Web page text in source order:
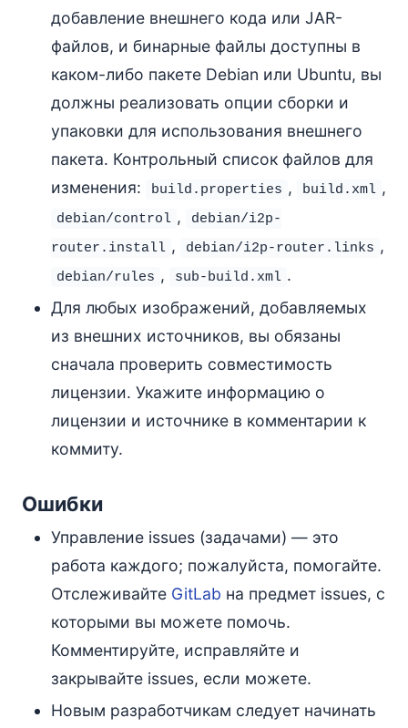
добавление внешнего кода или JAR-
файлов, и бинарные файлы доступны в
каком-либо пакете Debian или Ubuntu, вы
должны реализовать опции сборки и
упаковки для использования внешнего
пакета. Контрольный список файлов для
изменения:
build.properties , build.xml ,
debian/control ,
debian/i2p-
router.install , debian/i2p-router.links ,
debian/rules , sub-build.xml .
Для любых изображений, добавляемых
из внешних источников, вы обязаны
сначала проверить совместимость
лицензии. Укажите информацию о
лицензии и источнике в комментарии к
коммиту.
Ошибки
Управление issues (задачами) — это
работа каждого; пожалуйста, помогайте.
Отслеживайте GitLab на предмет issues, с
которыми вы можете помочь.
Комментируйте, исправляйте и
закрывайте issues, если можете.
Новым разработчикам следует начинать